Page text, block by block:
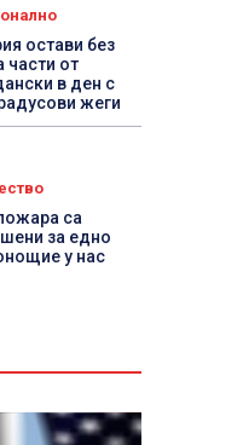
остави без
части от
в ден с
жеги
са
за едно
у нас